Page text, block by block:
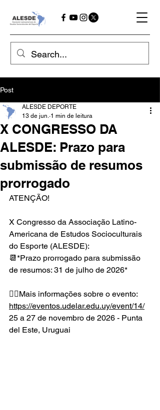
Post
X CONGRESSO DA
ALESDE: Prazo para
submissão de resumos
prorrogado
ALESDE DEPORTE
13 de jun. 1 min de leitura
ATENÇÃO!
X Congresso da Associação Latino-
Americana de Estudos Socioculturais
do Esporte (ALESDE):
📆*Prazo prorrogado para submissão
de resumos: 31 de julho de 2026*
👉🏼Mais informações sobre o evento:
https://eventos.udelar.edu.uy/event/14/
25 a 27 de novembro de 2026 - Punta
del Este, Uruguai